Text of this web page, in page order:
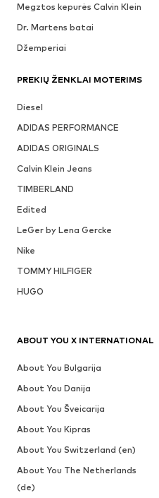
Megztos kepurės Calvin Klein
Dr. Martens batai
Džemperiai
PREKIŲ ŽENKLAI MOTERIMS
Diesel
ADIDAS PERFORMANCE
ADIDAS ORIGINALS
Calvin Klein Jeans
TIMBERLAND
Edited
LeGer by Lena Gercke
Nike
TOMMY HILFIGER
HUGO
ABOUT YOU X INTERNATIONAL
About You Bulgarija
About You Danija
About You Šveicarija
About You Kipras
About You Switzerland (en)
About You The Netherlands
(de)